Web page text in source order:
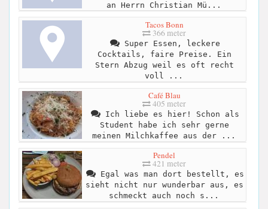
an Herrn Christian Mü...
Tacos Bonn
366 meter
Super Essen, leckere
Cocktails, faire Preise. Ein
Stern Abzug weil es oft recht
voll ...
Café Blau
405 meter
Ich liebe es hier! Schon als
Student habe ich sehr gerne
meinen Milchkaffee aus der ...
Pendel
421 meter
Egal was man dort bestellt, es
sieht nicht nur wunderbar aus, es
schmeckt auch noch s...